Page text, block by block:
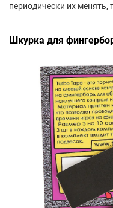
периодически их
Шкурка для